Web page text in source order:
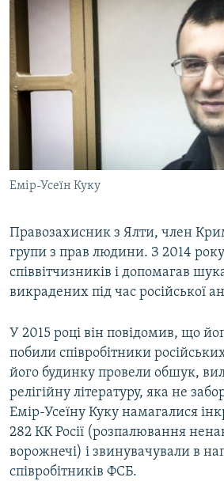
Емір-Усеїн Куку
Правозахисник з Ялти, член
групи з прав людини. З 2014
співвітчизників і допомагав
викрадених під час російської
У 2015 році він повідомив, що
побили співробітники
його будинку провели обшук,
релігійну літературу, яка не
Емір-Усеїну Куку намагалися
282 КК Росії (розпалювання
ворожнечі) і звинувачували в
співробітників ФСБ.